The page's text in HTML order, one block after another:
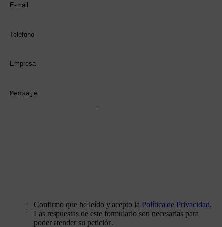
Confirmo que he leído y acepto la Política de Privacidad.
Las respuestas de este formulario son necesarias para
poder atender su petición.